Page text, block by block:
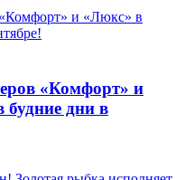
«Комфорт» и
будние дни в